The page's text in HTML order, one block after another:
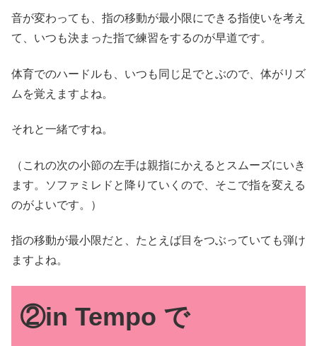
音が変わっても、指の移動が最小限にできる指使いを考え
て、いつも決まった指で練習をするのが早道です。
体育でのハードルも、いつも同じ足でとぶので、体がリズ
ムを覚えますよね。
それと一緒ですね。
（これの次の小節の左手は親指にかえるとスムーズにいき
ます。ソファミレドと降りていくので、そこで指を変える
のがよいです。）
指の移動が最小限だと、たとえば目をつぶっていても弾け
ますよね。
②in Tempo で